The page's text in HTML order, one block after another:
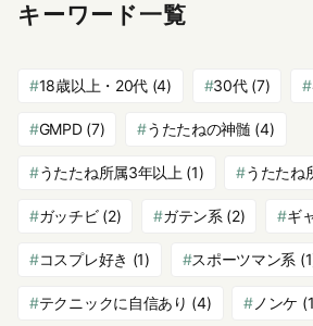
キーワード一覧
18歳以上・20代 (4) 30代(7)
GMPD(7) うたたねの神髄 (4)
うたたね所属3年以上 (1) うたたね
ガッチビ(2) ガテン系 (2) ギ
コスプレ好き (1) スポーツマン系
テクニックに自信あり (4) ノンケ